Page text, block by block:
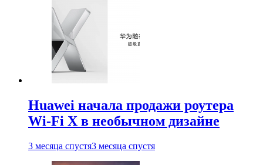
Huawei начала продажи роутера
Wi-Fi X в необычном дизайне
3 месяца спустя3 месяца спустя